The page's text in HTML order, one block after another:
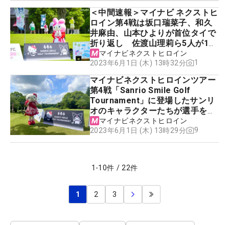
＜中間速報＞マイナビ ネクストヒ
ロイン第4戦は坂口瑞菜子、和久
井麻由、山本ひよりが首位タイで
折り返し 佐渡山理莉ら5人が1打
差追走
マイナビネクストヒロイン
2023年6月1日 (木) 13時32分
1
マイナビネクストヒロインツアー
第4戦「Sanrio Smile Golf
Tournament」に登場したサンリ
オのキャラクターたちが選手を見
守る姿を動画でお届け【動画】
マイナビネクストヒロイン
2023年6月1日 (木) 13時29分
9
1 -10件 / 22件
1 2 3